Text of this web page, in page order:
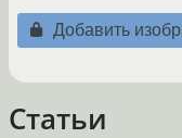
Добавить
Статьи